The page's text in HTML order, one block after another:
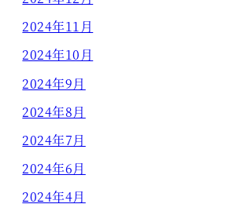
2024年11月
2024年10月
2024年9月
2024年8月
2024年7月
2024年6月
2024年4月